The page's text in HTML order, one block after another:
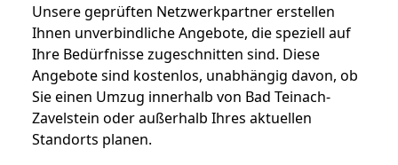
Unsere geprüften Netzwerkpartner erstellen
Ihnen unverbindliche Angebote, die speziell auf
Ihre Bedürfnisse zugeschnitten sind. Diese
Angebote sind kostenlos, unabhängig davon, ob
Sie einen Umzug innerhalb von Bad Teinach-
Zavelstein oder außerhalb Ihres aktuellen
Standorts planen.